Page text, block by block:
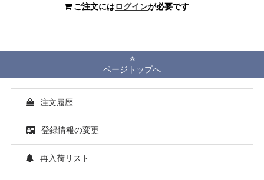
ご注文にはログインが必要です
ページトップへ
注文履歴
登録情報の変更
再入荷リスト